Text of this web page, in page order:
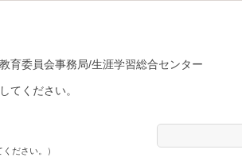
育委員会事務局/生涯学習総合センター
てください。
ださい。）